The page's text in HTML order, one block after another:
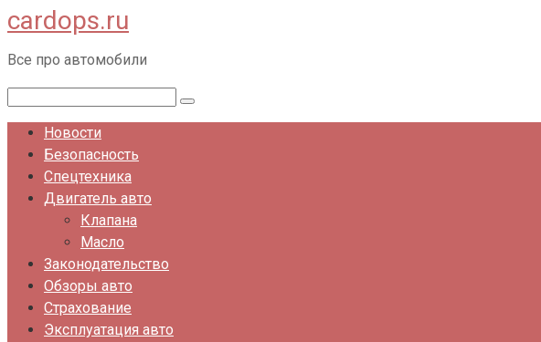
Перейти
к
контенту
cardops.ru
Все про автомобили
Новости
Безопасность
Спецтехника
Двигатель авто
Клапана
Масло
Законодательство
Обзоры авто
Страхование
Эксплуатация авто